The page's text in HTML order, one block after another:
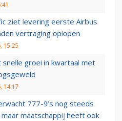
ziet levering eerste Airbus
vertraging oplopen
15:25
snelle groei in kwartaal met
14:17
777-9’s nog steeds
maatschappij heeft ook